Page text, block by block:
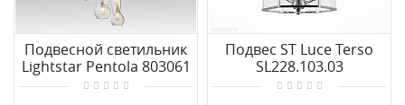
Подвесной светильник
Lightstar Pentola 803061
Подвес ST Luce Terso
SL228.103.03